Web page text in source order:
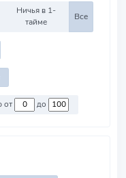
Ничья в 1-
тайме
Все
Против команд со стоимостью от до